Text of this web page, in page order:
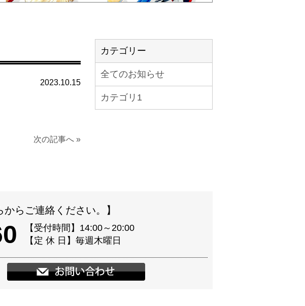
カテゴリー
全てのお知らせ
カテゴリ1
2023.10.15
次の記事へ »
らご連絡ください。】
【受付時間】14:00～20:00
【定 休 日】毎週木曜日